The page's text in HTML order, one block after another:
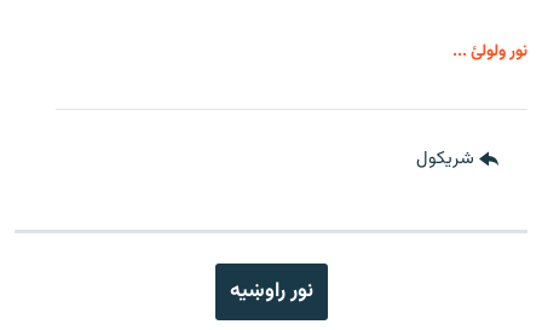
نور ولولئ ...
شريکول
نور راوښيه